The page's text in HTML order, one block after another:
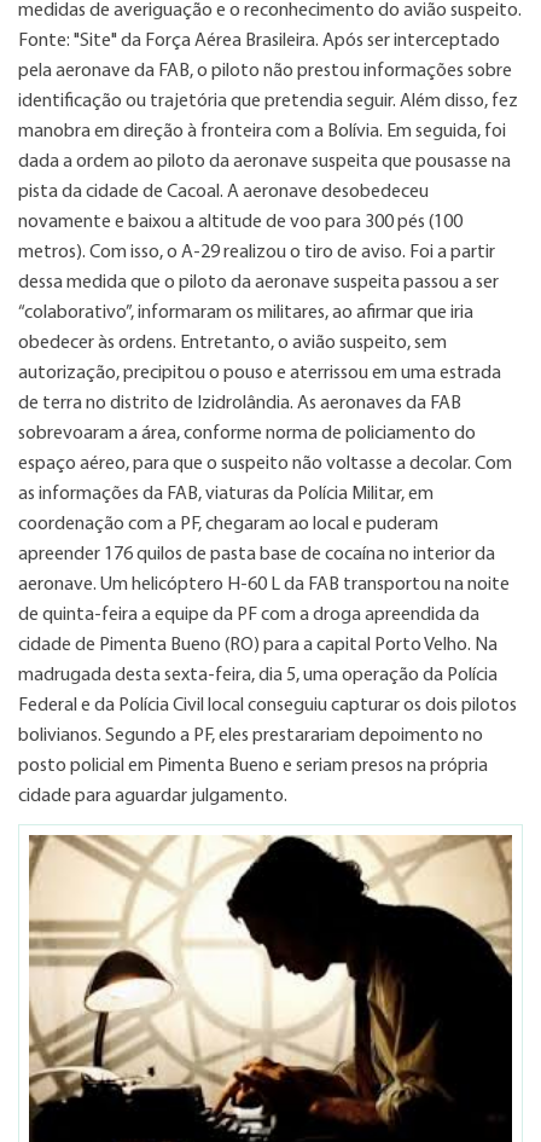
medidas de averiguação e o reconhecimento do avião suspeito.
Fonte: "Site" da Força Aérea Brasileira. Após ser interceptado
pela aeronave da FAB, o piloto não prestou informações sobre
identificação ou trajetória que pretendia seguir. Além disso, fez
manobra em direção à fronteira com a Bolívia. Em seguida, foi
dada a ordem ao piloto da aeronave suspeita que pousasse na
pista da cidade de Cacoal. A aeronave desobedeceu
novamente e baixou a altitude de voo para 300 pés (100
metros). Com isso, o A-29 realizou o tiro de aviso. Foi a partir
dessa medida que o piloto da aeronave suspeita passou a ser
“colaborativo”, informaram os militares, ao afirmar que iria
obedecer às ordens. Entretanto, o avião suspeito, sem
autorização, precipitou o pouso e aterrissou em uma estrada
de terra no distrito de Izidrolândia. As aeronaves da FAB
sobrevoaram a área, conforme norma de policiamento do
espaço aéreo, para que o suspeito não voltasse a decolar. Com
as informações da FAB, viaturas da Polícia Militar, em
coordenação com a PF, chegaram ao local e puderam
apreender 176 quilos de pasta base de cocaína no interior da
aeronave. Um helicóptero H-60 L da FAB transportou na noite
de quinta-feira a equipe da PF com a droga apreendida da
cidade de Pimenta Bueno (RO) para a capital Porto Velho. Na
madrugada desta sexta-feira, dia 5, uma operação da Polícia
Federal e da Polícia Civil local conseguiu capturar os dois pilotos
bolivianos. Segundo a PF, eles prestarariam depoimento no
posto policial em Pimenta Bueno e seriam presos na própria
cidade para aguardar julgamento.